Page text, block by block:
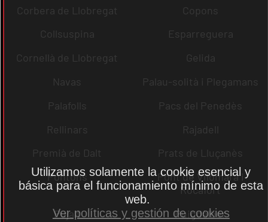
Corbera de Llobregat
Copons
Collsuspina
Esparreguera
Cornellà de Llobregat
Gelida
Navas
Palau-solità i Plegamans
Palafolls
Pacs del Penedès
Rellinars
Rajadell
Premià de Dalt
Prats de Lluçanès
Pontons
Pont de Vilomara i
Rocafort
Pujalt
Puigdàlber
Utilizamos solamente la cookie esencial y
básica para el funcionamiento mínimo de esta
web.
Ver políticas y gestión de cookies